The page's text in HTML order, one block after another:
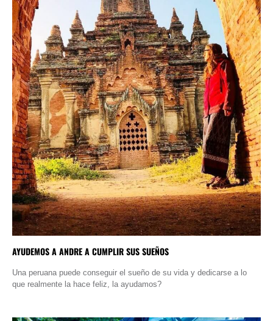
AYUDEMOS A ANDRE A CUMPLIR SUS SUEÑOS
Una peruana puede conseguir el sueño de su vida y dedicarse a lo
que realmente la hace feliz, la ayudamos?